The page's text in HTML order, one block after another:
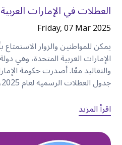
•خطط تأجير يومية،
•أسعار شفافة.
•خيارات حجز مرنة.
•سيارات مصانة جيدًا.
•دعم الصيانة.
•خدمة عملاء مريحة.
سواء كنت تخطط لقضاء عطلة
المعالم السياحية أو إقامة
خيارات سيارات تناسب
العطلات في الإمارات العربية
Friday, 07 Mar 2025
يمكن للمواطنين والزوار
الإمارات العربية المتحدة، وهي
والتقاليد معًا. أصدرت حكومة
جدول العطلات الرسمية لعام 2025،...
اقرأ المزيد